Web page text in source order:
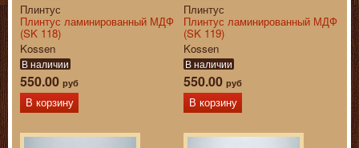
Плинтус
Плинтус ламинированный МДФ
(SK 118)
Kossen
В наличии
550.00 руб
В корзину
Плинтус
Плинтус ламинированный МДФ
(SK 119)
Kossen
В наличии
550.00 руб
В корзину